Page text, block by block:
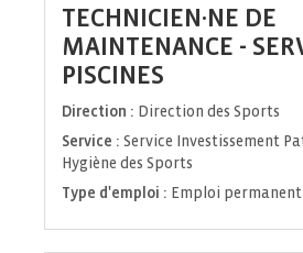
TECHNICIEN·NE DE
MAINTENANCE -
PISCINES
fenêtre)
Direction : Direction des Sports
Service : Service Investissement
Hygiène des Sports
Type d'emploi : Emploi permanent